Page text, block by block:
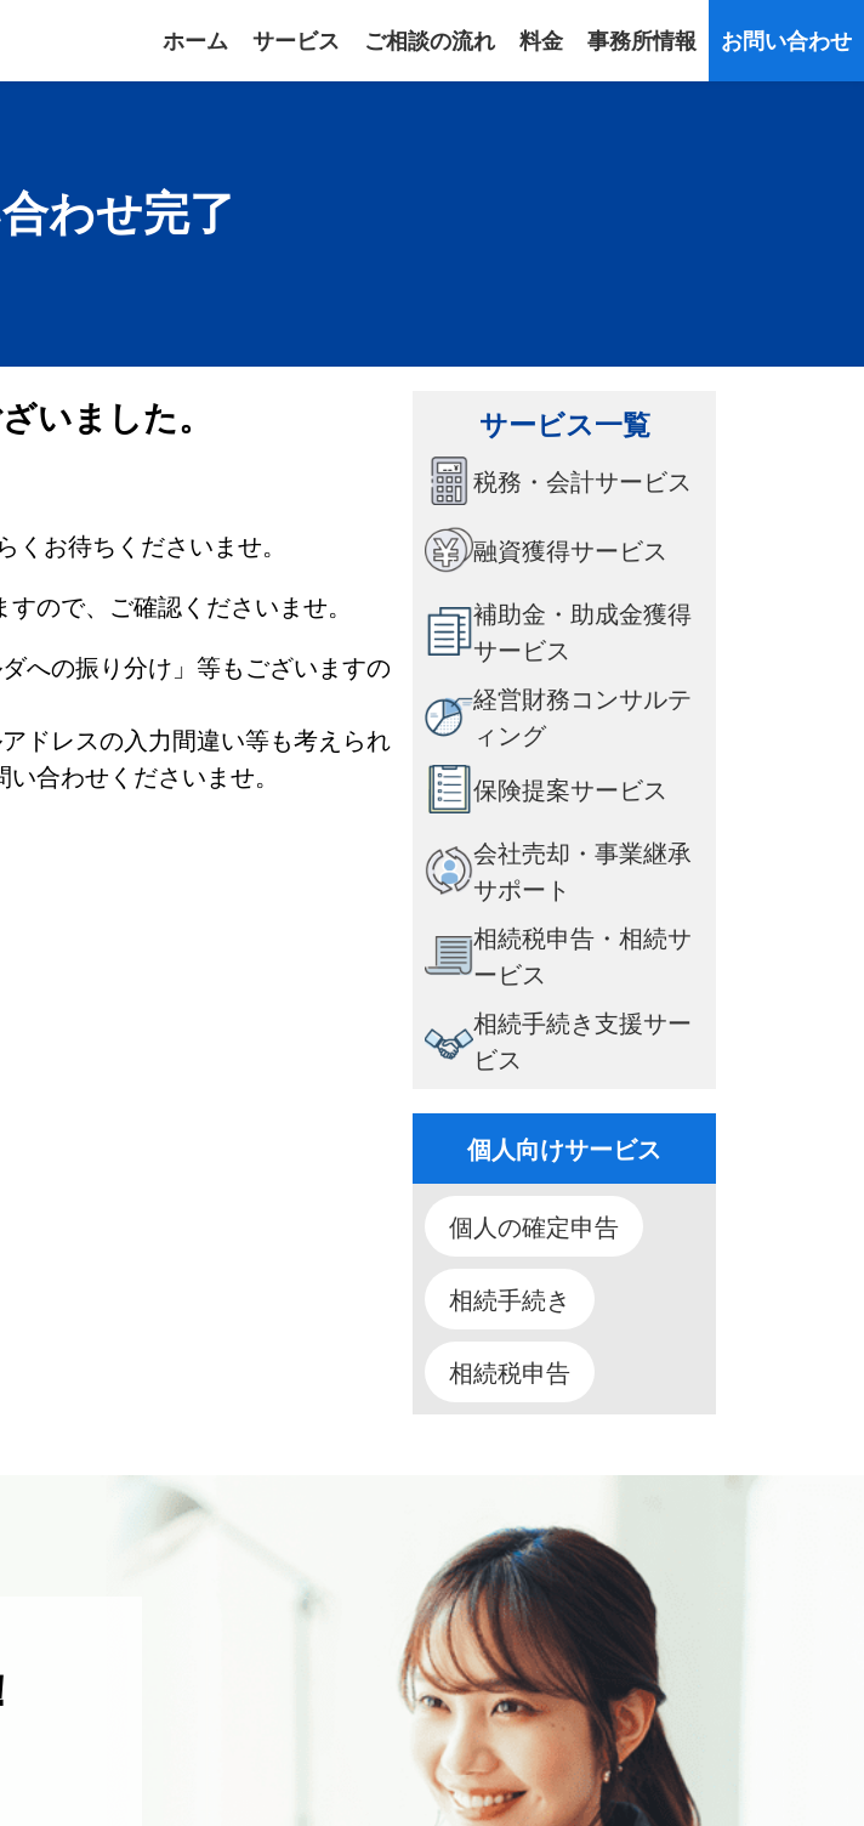
ホーム サービス ご相談の流れ 料金 事務所情報 お問い合わせ
わせ完了
いました。
お待ちくださいませ。
ので、ご確認くださいませ。
への振り分け」等もございますの
ドレスの入力間違い等も考えられ
合わせくださいませ。
サービス一覧
税務・会計サービス
融資獲得サービス
補助金・助成金獲得
サービス
経営財務コンサルテ
ィング
保険提案サービス
会社売却・事業継承
サポート
相続税申告・相続サ
ービス
相続手続き支援サー
ビス
個人向けサービス
個人の確定申告
相続手続き
相続税申告